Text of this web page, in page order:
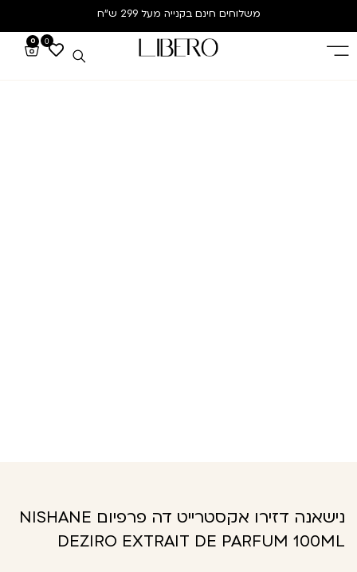
משלוחים חינם בקנייה מעל 299 ש”ח
0
0
נישאנה דזירו אקסטרייט דה פרפיום NISHANE
DEZIRO EXTRAIT DE PARFUM 100ML